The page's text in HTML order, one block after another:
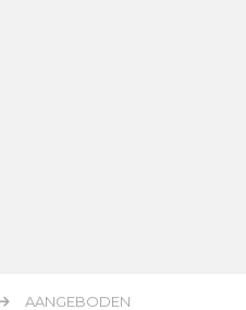
AANGEBODEN